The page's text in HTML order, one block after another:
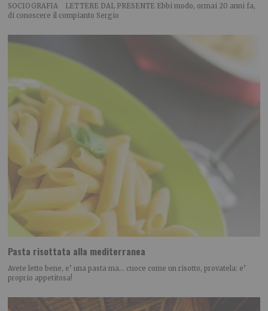
SOCIOGRAFIA LETTERE DAL PRESENTE Ebbi modo, ormai 20 anni fa,
di conoscere il compianto Sergio
Pasta risottata alla mediterranea
Avete letto bene, e’ una pasta ma… cuoce come un risotto, provatela: e’
proprio appetitosa!